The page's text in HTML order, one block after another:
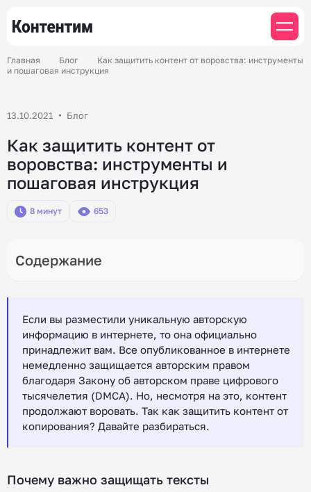
Главная Блог
Как защитить контент от воровства: инструменты
и пошаговая инструкция
13.10.2021 Блог
Как защитить контент от
воровства: инструменты и
пошаговая инструкция
8 минут 653
Если вы разместили уникальную авторскую
информацию в интернете, то она официально
принадлежит вам. Все опубликованное в интернете
немедленно защищается авторским правом
благодаря Закону об авторском праве цифрового
тысячелетия (DMCA). Но, несмотря на это, контент
продолжают воровать. Так как защитить контент от
копирования? Давайте разбираться.
Почему важно защищать тексты